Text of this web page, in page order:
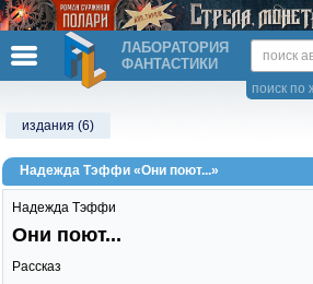
ЛАБОРАТОРИЯ
ФАНТАСТИКИ
поиск по
издания (6)
Надежда Тэффи «Они поют...»
Надежда Тэффи
Они поют...
Рассказ